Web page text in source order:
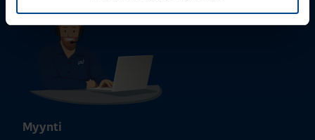
Myynti